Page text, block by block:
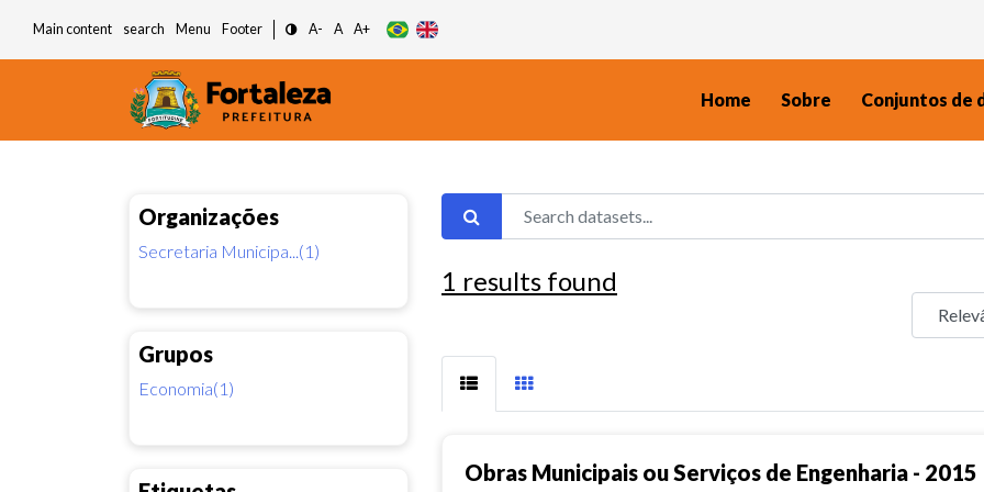
Main content search Menu Footer A- A A+
Home Sobre Conjuntos de
Organizações
Secretaria Municipa...(1)
Grupos
Economia(1)
1 results found
Obras Municipais ou Serviços de Engenharia - 2015